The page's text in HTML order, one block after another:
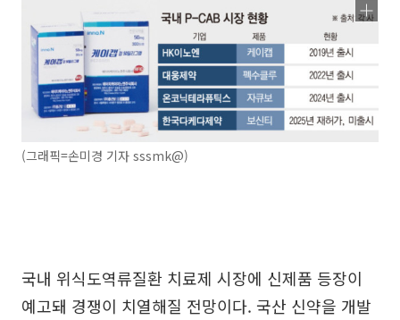
(그래픽=손미경 기자 sssmk@)
국내 위식도역류질환 치료제 시장에 신제품 등장이
예고돼 경쟁이 치열해질 전망이다. 국산 신약을 개발